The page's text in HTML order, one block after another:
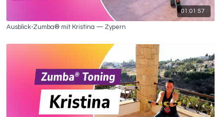
01:01:57
Ausblick-Zumba® mit Kristina — Zypern